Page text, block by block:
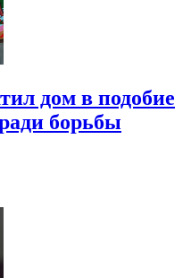
дом в подобие
борьбы